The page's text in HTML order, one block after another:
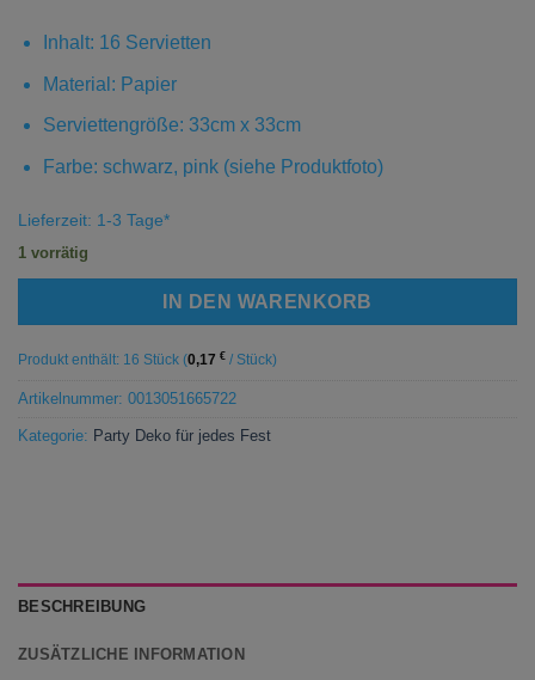
Inhalt: 16 Servietten
Material: Papier
Serviettengröße: 33cm x 33cm
Farbe: schwarz, pink (siehe Produktfoto)
Lieferzeit: 1-3 Tage*
1 vorrätig
IN DEN WARENKORB
Produkt enthält: 16 Stück (0,17 € / Stück)
Artikelnummer: 0013051665722
Kategorie: Party Deko für jedes Fest
BESCHREIBUNG
ZUSÄTZLICHE INFORMATION